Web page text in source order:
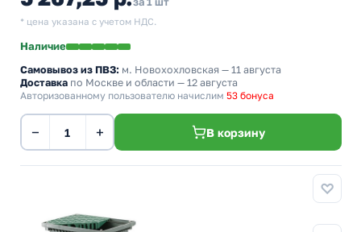
* цена указана с учетом НДС.
Наличие
Самовывоз из ПВЗ: м. Новохохловская — 11 августа
Доставка по Москве и области — 12 августа
Авторизованному пользователю начислим 53 бонуса
− + В корзину